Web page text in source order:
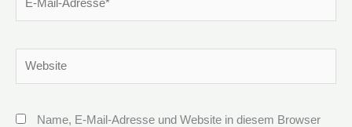
Mail-
Name, E-Mail-Adresse und Website in diesem Browser